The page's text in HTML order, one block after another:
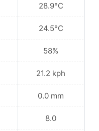
28.9°C
24.5°C
58%
21.2 kph
0.0 mm
8.0